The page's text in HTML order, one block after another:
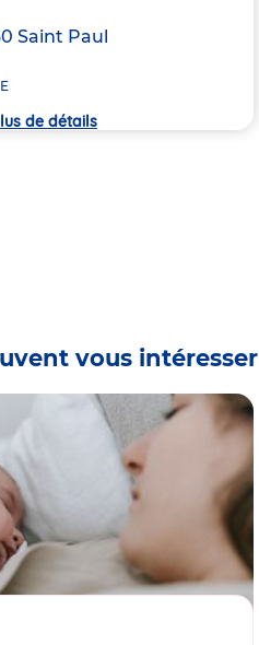
Saint Paul
de détails
vous intéresser